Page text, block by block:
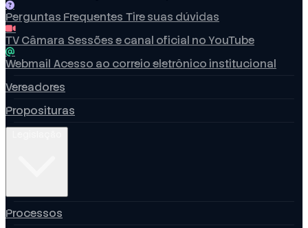
Perguntas Frequentes Tire suas dúvidas
TV Câmara Sessões e canal oficial no YouTube
Webmail Acesso ao correio eletrônico institucional
Vereadores
Proposituras
Processos